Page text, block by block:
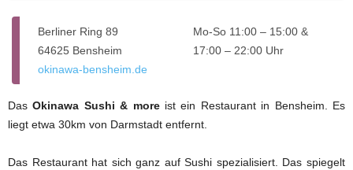
Berliner Ring 89
64625 Bensheim
okinawa-bensheim.de
Mo-So 11:00 – 15:00 &
17:00 – 22:00 Uhr
DasOkinawa Sushi & moreist ein Restaurant in Bensheim. Es
liegt etwa 30km von Darmstadt entfernt.
Das Restaurant hat sich ganz auf Sushi spezialisiert. Das spiegelt